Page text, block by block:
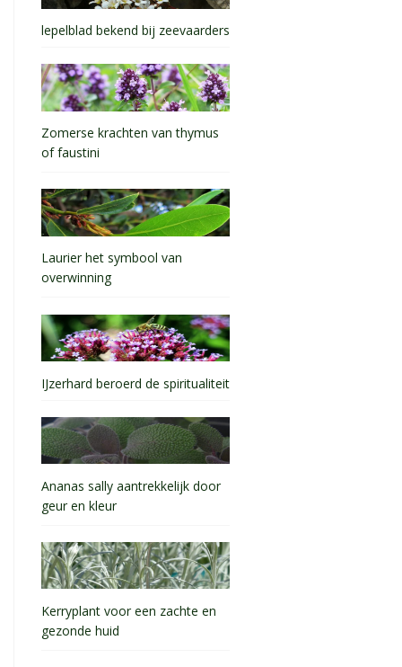
lepelblad bekend bij zeevaarders
Zomerse krachten van thymus
of faustini
Laurier het symbool van
overwinning
IJzerhard beroerd de spiritualiteit
Ananas sally aantrekkelijk door
geur en kleur
Kerryplant voor een zachte en
gezonde huid